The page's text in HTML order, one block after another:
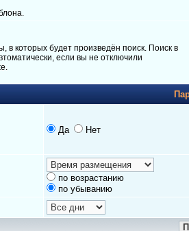
которых будет произведён поиск. Поиск в
если вы не отключили
Да Нет
по возрастанию
по убыванию